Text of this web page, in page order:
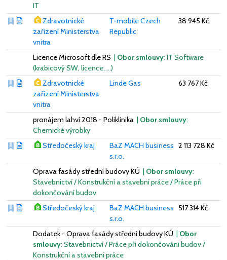
IT
Zdravotnické
zařízení Ministerstva
vnitra
T-mobile Czech
Republic
38 945 Kč
Licence Microsoft dle RS | Obor smlouvy: IT Software
(krabicový SW, licence, …)
Zdravotnické
zařízení Ministerstva
vnitra
Linde Gas 63 767 Kč
pronájem lahví 2018 - Poliklinika | Obor smlouvy:
Chemické výrobky
Středočeský kraj
BaZ MACH business
s.r.o.
2 113 728 Kč
Oprava fasády střední budovy KÚ | Obor smlouvy:
Stavebnictví / Konstrukční a stavební práce / Práce při
dokončování budov
Středočeský kraj
BaZ MACH business
s.r.o.
517 314 Kč
Dodatek - Oprava fasády střední budovy KÚ | Obor
smlouvy: Stavebnictví / Práce při dokončování budov /
Konstrukční a stavební práce